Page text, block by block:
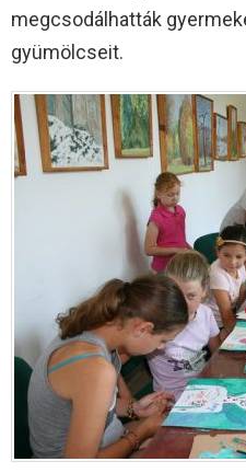
megcsodálhatták
gyümölcseit.